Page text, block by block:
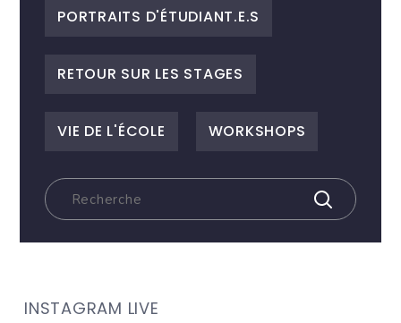
PORTRAITS D'ÉTUDIANT.E.S
RETOUR SUR LES STAGES
VIE DE L'ÉCOLE WORKSHOPS
INSTAGRAM LIVE